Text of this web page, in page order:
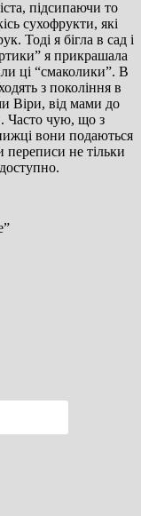
підсипаючи то
сухофрукти, які
Тоді я бігла в сад і
я прикрашала
ці “смаколики”. В
з покоління в
Віри, від мами до
Часто чую, що з
вони подаються
переписи не тільки